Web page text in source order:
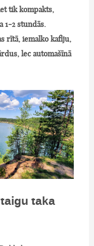
tik kompakts,
1-2 stundās.
rītā, iemalko kafiju,
lec automašīnā
taka